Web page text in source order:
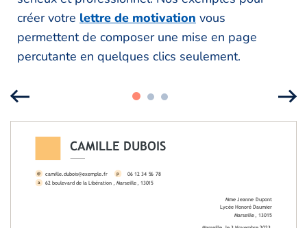
créer votre lettre de motivation vous
permettent de composer une mise en page
percutante en quelques clics seulement.